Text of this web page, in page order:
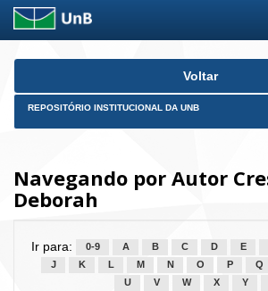
Skip
Voltar
REPOSITÓRIO INSTITUCIONAL DA UNB
Navegando por Autor
Deborah
Ir para: 0-9 A B C D E
J
K L M N O P Q
U
V W X Y